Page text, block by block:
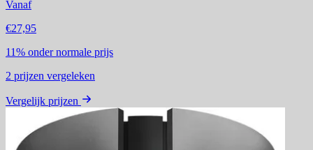
Vanaf
€27,95
11% onder normale prijs
2 prijzen vergeleken
Vergelijk prijzen